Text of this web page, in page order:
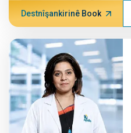
Destnîşankirinê Book